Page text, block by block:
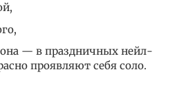
— в праздничных нейл-
проявляют себя соло.